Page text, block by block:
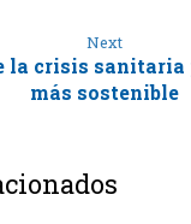
Next
la crisis
más sostenible